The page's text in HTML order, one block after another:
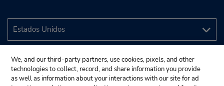
We, and our third-party partners, use cookies, pixels, and other
technologies to collect, record, and share information you provide
as well as information about your interactions with our site for ad